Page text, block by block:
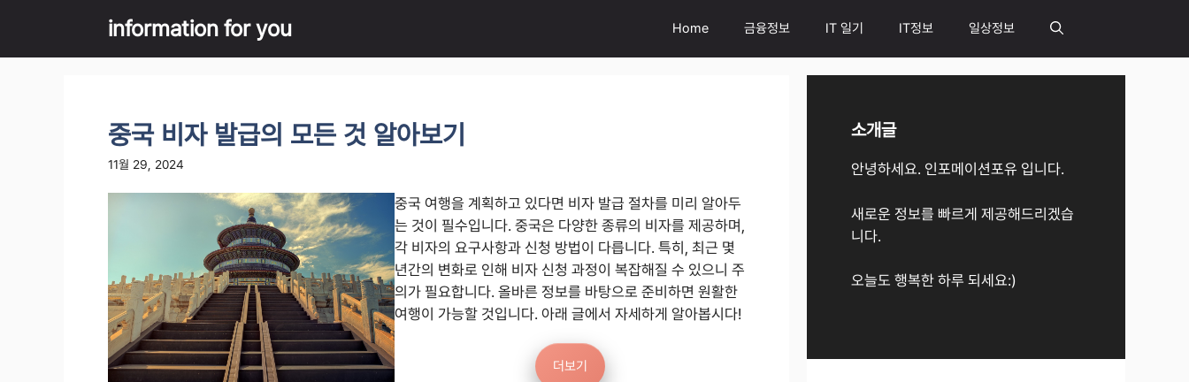
content
information for you Home 금융정보 IT 일기 IT정보 일상정보
중국 비자 발급의 모든 것 알아보기
11월 29, 2024
중국 여행을 계획하고 있다면 비자 발급 절차를 미리 알아두
는 것이 필수입니다. 중국은 다양한 종류의 비자를 제공하며,
각 비자의 요구사항과 신청 방법이 다릅니다. 특히, 최근 몇
년간의 변화로 인해 비자 신청 과정이 복잡해질 수 있으니 주
의가 필요합니다. 올바른 정보를 바탕으로 준비하면 원활한
여행이 가능할 것입니다. 아래 글에서 자세하게 알아봅시다!
더보기
소개글
안녕하세요. 인포메이션포유 입니다.
새로운 정보를 빠르게 제공해드리겠습
니다.
오늘도 행복한 하루 되세요:)